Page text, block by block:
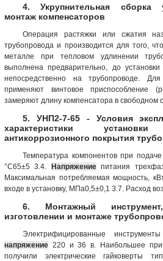
4. Укрупнительная сборка
монтаж компенсаторов
Операция растяжки или сжатия
трубопровода и производится для того,
металле при тепловом удлинении
выполнена предварительно, до
непосредственно на трубопроводе.
применяют винтовое приспособление
замеряют длину компенсатора в свободном
5. УНП2-7-65 - Условия
характеристики
антикоррозионного покрытия
Температура компонентов при
°С65±5 3.4. Напряжениепитания
Максимальная потребляемая мощность,
входе в установку, МПа0,5±0,1 3.7. Расход
6. Монтажный
изготовлении и монтаже
Электрифицированные
напряжение 220 и 36 в. Наибольшее
получили электрические гайковерты